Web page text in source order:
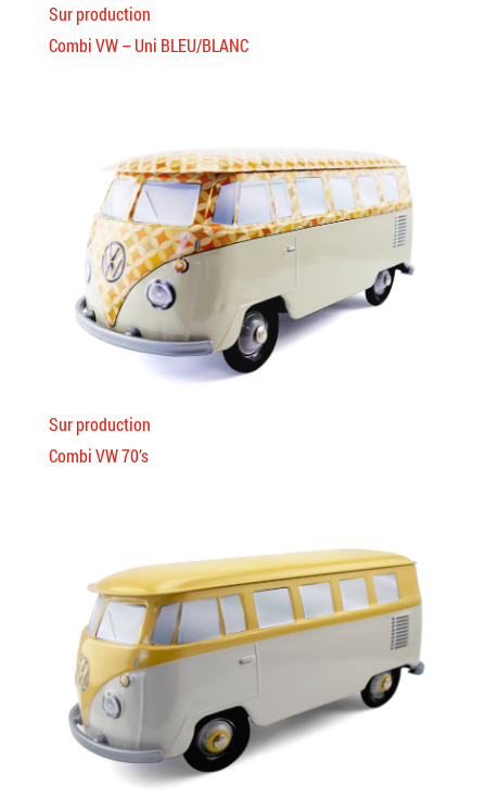
Sur production
Combi VW – Uni BLEU/BLANC
Sur production
Combi VW 70’s